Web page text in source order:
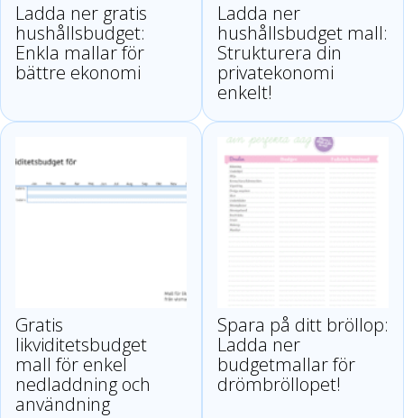
Ladda ner gratis
hushållsbudget:
Enkla mallar för
bättre ekonomi
Ladda ner
hushållsbudget mall:
Strukturera din
privatekonomi
enkelt!
Gratis
likviditetsbudget
mall för enkel
nedladdning och
användning
Spara på ditt bröllop:
Ladda ner
budgetmallar för
drömbröllopet!